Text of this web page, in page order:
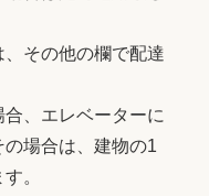
、その他の欄で配達
合、エレベーターに
場合は、建物の1
。